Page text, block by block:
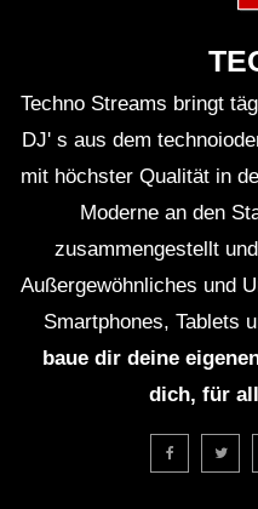
Techno Streams bringt
DJ' s aus dem
mit höchster Qualität in
Moderne an den
zusammengestellt
Außergewöhnliches und
Smartphones, Tablets
baue dir deine
dich, für